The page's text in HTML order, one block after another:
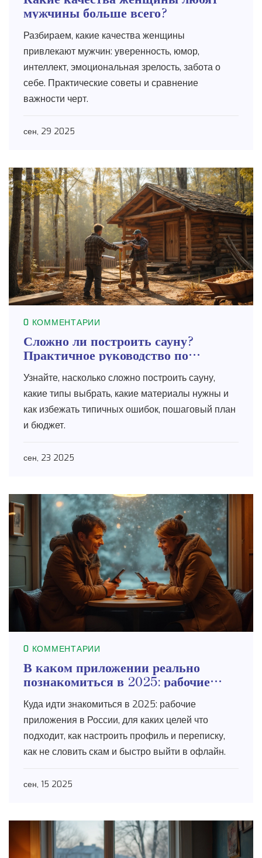
мужчины больше всего?
Разбираем, какие качества женщины
привлекают мужчин: уверенность, юмор,
интеллект, эмоциональная зрелость, забота о
себе. Практические советы и сравнение
важности черт.
сен, 29 2025
0 КОММЕНТАРИИ
Сложно ли построить сауну?
Практичное руководство по
Узнайте, насколько сложно построить сауну,
какие типы выбрать, какие материалы нужны и
как избежать типичных ошибок, пошаговый план
и бюджет.
сен, 23 2025
0 КОММЕНТАРИИ
В каком приложении реально
познакомиться в 2025: рабочие
офлайн
Куда идти знакомиться в 2025: рабочие
приложения в России, для каких целей что
подходит, как настроить профиль и переписку,
как не словить скам и быстро выйти в офлайн.
сен, 15 2025